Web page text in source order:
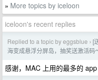
» More topics by iceloon
iceloon's recent replies
Replied to a topic by eggsblue › [
海变成悬浮分屏岛，抽奖送激活码
感谢，MAC 上用的最多的 app